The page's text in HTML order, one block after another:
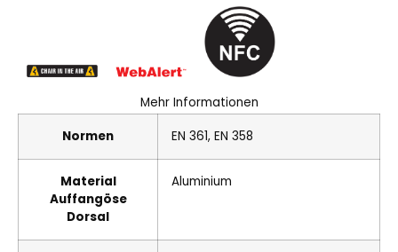
Mehr Informationen
Normen
EN 361, EN 358
Material
Auffangöse
Dorsal
Aluminium